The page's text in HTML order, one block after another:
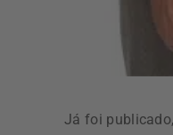
Já foi